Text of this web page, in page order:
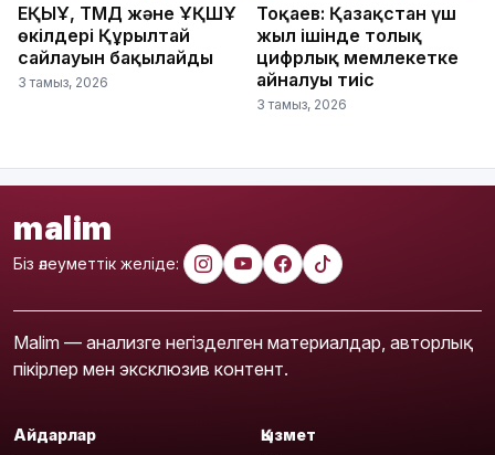
ЕҚЫҰ, ТМД және ҰҚШҰ
өкілдері Құрылтай
сайлауын бақылайды
3 тамыз, 2026
Тоқаев: Қазақстан үш
жыл ішінде толық
цифрлық мемлекетке
айналуы тиіс
3 тамыз, 2026
malim
Біз әлеуметтік желіде:
Malim — анализге негізделген материалдар, авторлық
пікірлер мен эксклюзив контент.
Айдарлар Қызмет